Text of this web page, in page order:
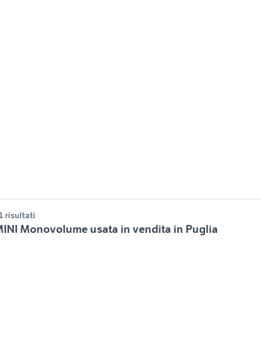
risultati
Monovolume usata in vendita in Puglia